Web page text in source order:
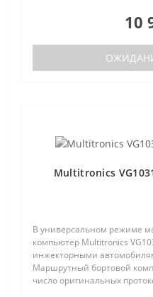
10
Multitronics
В универсальном режиме
компьютер Multitronics
инжекторными
Маршрутный бортовой
число оригинальных